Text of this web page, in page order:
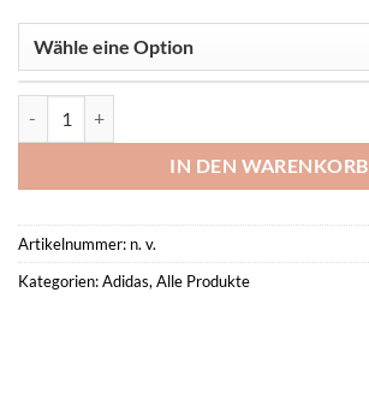
IN DEN WARENKORB
Artikelnummer: n. v.
Kategorien:Adidas, Alle Produkte